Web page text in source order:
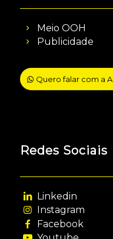
Meio OOH
Publicidade
Quero falar com a
Redes Sociais
Linkedin
Instagram
Facebook